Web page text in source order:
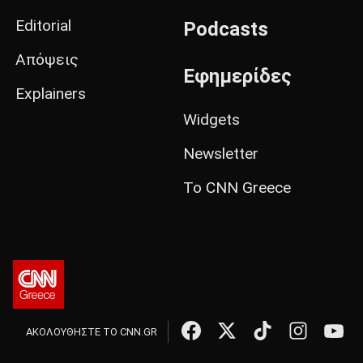
Editorial
Απόψεις
Explainers
Podcasts
Εφημερίδες
Widgets
Newsletter
Το CNN Greece
ΑΚΟΛΟΥΘΗΣΤΕ ΤΟ CNN.GR